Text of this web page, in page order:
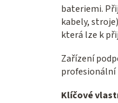
bateriemi.
kabely,
která lze k
Zařízení
profesionální
Klíčové